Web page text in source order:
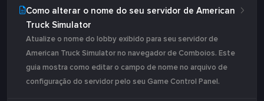
Como alterar o nome do seu servidor de American
Truck Simulator
Atualize o nome do lobby exibido para seu servidor de
American Truck Simulator no navegador de Comboios. Este
guia mostra como editar o campo de nome no arquivo de
configuração do servidor pelo seu Game Control Panel.